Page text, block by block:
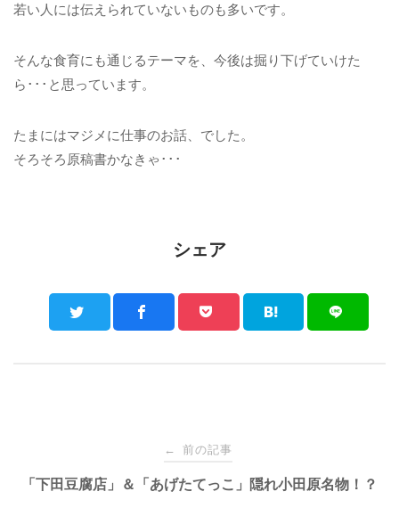
若い人には伝えられていないものも多いです。
そんな食育にも通じるテーマを、今後は掘り下げていけた
ら･･･と思っています。
たまにはマジメに仕事のお話、でした。
そろそろ原稿書かなきゃ･･･
シェア
navigation
← 前の記事
「下田豆腐店」＆「あげたてっこ」隠れ小田原名物！？